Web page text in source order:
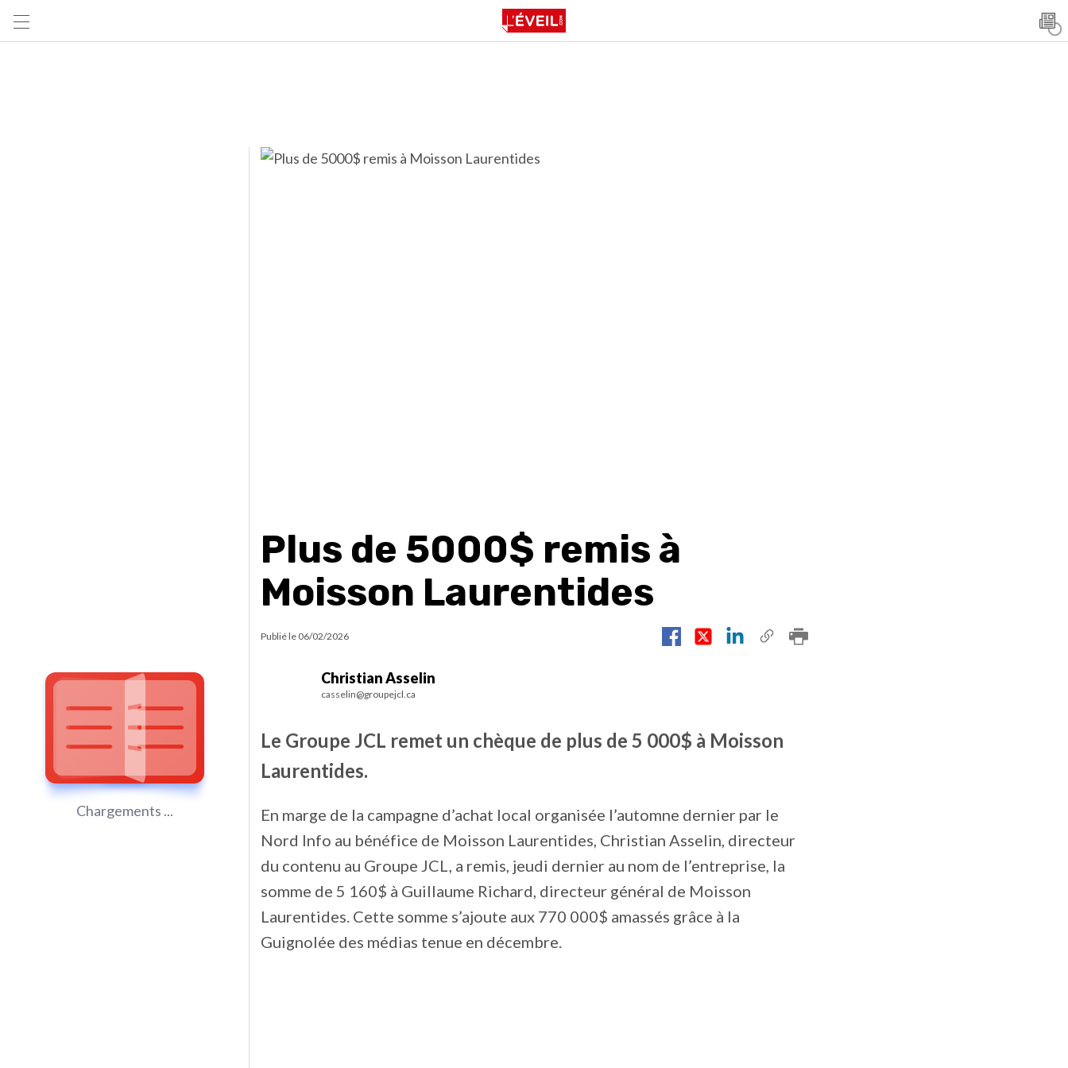
Chargements ...
Plus de 5000$ remis à
Moisson Laurentides
Publié le 06/02/2026
Christian Asselin
casselin@groupejcl.ca
Le Groupe JCL remet un chèque de plus de 5 000$ à Moisson
Laurentides.
En marge de la campagne d’achat local organisée l’automne dernier par le
Nord Info au bénéfice de Moisson Laurentides, Christian Asselin, directeur
du contenu au Groupe JCL, a remis, jeudi dernier au nom de l’entreprise, la
somme de 5 160$ à Guillaume Richard, directeur général de Moisson
Laurentides. Cette somme s’ajoute aux 770 000$ amassés grâce à la
Guignolée des médias tenue en décembre.